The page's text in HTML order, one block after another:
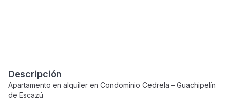
Descripción
Apartamento en alquiler en Condominio Cedrela – Guachipelín
de Escazú